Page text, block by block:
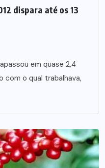
dispara até os 13
em quase 2,4
com o qual trabalhava,